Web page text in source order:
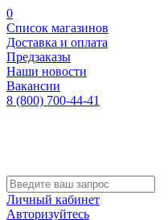
0
Список магазинов
Доставка и оплата
Предзаказы
Наши новости
Вакансии
8 (800) 700-44-41
Личный кабинет
Авторизуйтесь